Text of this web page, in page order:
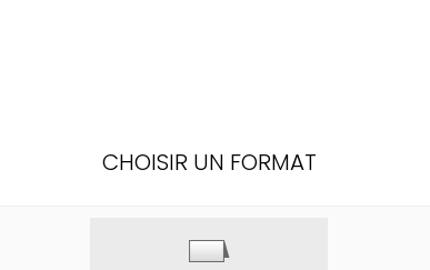
CHOISIR UN FORMAT